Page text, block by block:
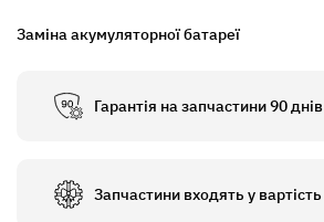
Заміна акумуляторної батареї
Гарантія на запчастини 90 днів
Запчастини входять у вартість